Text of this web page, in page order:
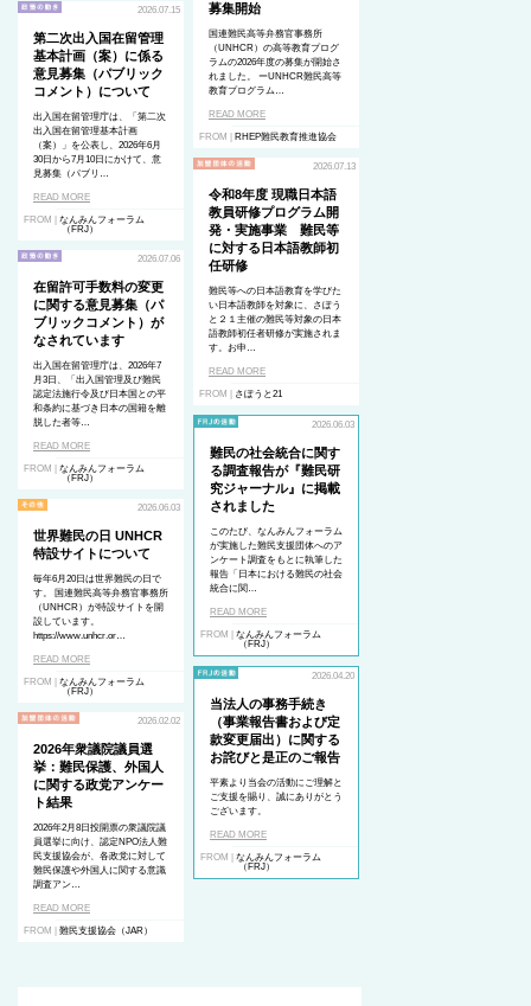
募集開始
国連難民高等弁務官事務所
（UNHCR）の高等教育プログ
ラムの2026年度の募集が開始さ
れました。 ーUNHCR難民高等
教育プログラム…
READ MORE
FROM | RHEP難民教育推進協会
2026.07.15
第二次出入国在留管理
基本計画（案）に係る
意見募集（パブリック
コメント）について
出入国在留管理庁は、「第二次
出入国在留管理基本計画
（案）」を公表し、2026年6月
30日から7月10日にかけて、意
見募集（パブリ…
READ MORE
FROM | なんみんフォーラム
（FRJ）
2026.07.13
令和8年度 現職日本語
教員研修プログラム開
発・実施事業 難民等
に対する日本語教師初
任研修
難民等への日本語教育を学びた
い日本語教師を対象に、さぽう
と２１主催の難民等対象の日本
語教師初任者研修が実施されま
す。お申…
READ MORE
FROM | さぽうと21
2026.07.06
在留許可手数料の変更
に関する意見募集（パ
ブリックコメント）が
なされています
出入国在留管理庁は、2026年7
月3日、「出入国管理及び難民
認定法施行令及び日本国との平
和条約に基づき日本の国籍を離
脱した者等…
READ MORE
FROM | なんみんフォーラム
（FRJ）
2026.06.03
難民の社会統合に関す
る調査報告が『難民研
究ジャーナル』に掲載
されました
このたび、なんみんフォーラム
が実施した難民支援団体へのア
ンケート調査をもとに執筆した
報告「日本における難民の社会
統合に関…
READ MORE
FROM | なんみんフォーラム
（FRJ）
2026.06.03
世界難民の日 UNHCR
特設サイトについて
毎年6月20日は世界難民の日で
す。 国連難民高等弁務官事務所
（UNHCR）が特設サイトを開
設しています。
https://www.unhcr.or…
READ MORE
FROM | なんみんフォーラム
（FRJ）
2026.04.20
当法人の事務手続き
（事業報告書および定
款変更届出）に関する
お詫びと是正のご報告
平素より当会の活動にご理解と
ご支援を賜り、誠にありがとう
ございます。
READ MORE
FROM | なんみんフォーラム
（FRJ）
2026.02.02
2026年衆議院議員選
挙：難民保護、外国人
に関する政党アンケー
ト結果
2026年2月8日投開票の衆議院議
員選挙に向け、認定NPO法人難
民支援協会が、各政党に対して
難民保護や外国人に関する意識
調査アン…
READ MORE
FROM | 難民支援協会（JAR）